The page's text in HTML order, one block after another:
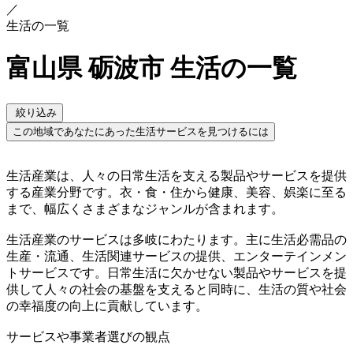
／
生活の一覧
富山県 砺波市 生活の一覧
絞り込み
この地域であなたにあった生活サービスを見つけるには
生活産業は、人々の日常生活を支える製品やサービスを提供
する産業分野です。衣・食・住から健康、美容、娯楽に至る
まで、幅広くさまざまなジャンルが含まれます。
生活産業のサービスは多岐にわたります。主に生活必需品の
生産・流通、生活関連サービスの提供、エンターテインメン
トサービスです。日常生活に欠かせない製品やサービスを提
供して人々の社会の基盤を支えると同時に、生活の質や社会
の幸福度の向上に貢献しています。
サービスや事業者選びの観点